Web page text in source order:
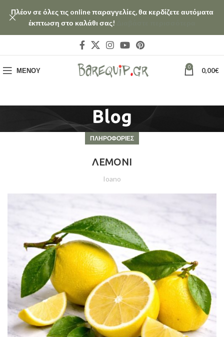
ΜΕΝΟΎ 0 0,00€
Blog
ΠΛΗΡΟΦΟΡΙΕΣ
ΛΕΜΟΝΙ
Ioano
Πλέον σε όλες τις online παραγγελίες, θα κερδίζετε αυτόματα
έκπτωση στο καλάθι σας!